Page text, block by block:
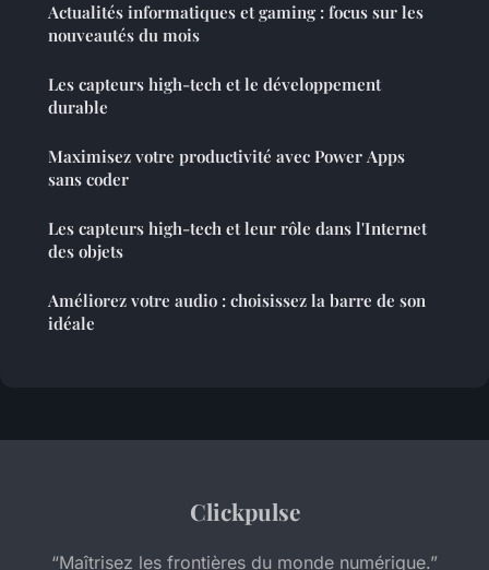
Actualités informatiques et gaming : focus sur les
nouveautés du mois
Les capteurs high-tech et le développement
durable
Maximisez votre productivité avec Power Apps
sans coder
Les capteurs high-tech et leur rôle dans l'Internet
des objets
Améliorez votre audio : choisissez la barre de son
idéale
Clickpulse
“Maîtrisez les frontières du monde numérique.”